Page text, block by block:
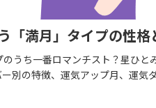
「満月」タイプの性格
うち一番ロマンチスト？星ひ
別の特徴、運気アップ月、運気